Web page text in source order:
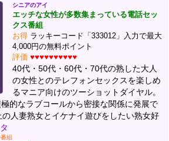
シニアのアイ
エッチな女性が多数集まっている電話セッ
クス番組
お得 ラッキーコード「333012」入力で最大
4,000円の無料ポイント
評価 ♥♥♥♥♥♥♥♥♥♥
40代・50代・60代・70代の熟した大人
の女性とのテレフォンセックスを楽しめ
るマニア向けのツーショットダイヤル。
的なラブコールから密接な関係に発展で
人妻熟女とイケナイ遊びをしたい熟女好
組